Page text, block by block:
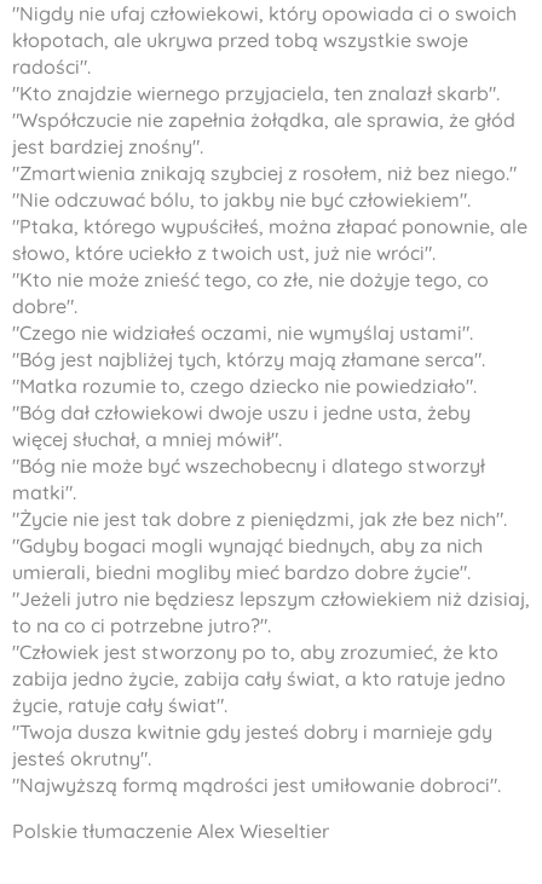
"Nigdy nie ufaj człowiekowi, który opowiada ci o swoich
kłopotach, ale ukrywa przed tobą wszystkie swoje
radości".
"Kto znajdzie wiernego przyjaciela, ten znalazł skarb".
"Współczucie nie zapełnia żołądka, ale sprawia, że głód
jest bardziej znośny".
"Zmartwienia znikają szybciej z rosołem, niż bez niego."
"Nie odczuwać bólu, to jakby nie być człowiekiem".
"Ptaka, którego wypuściłeś, można złapać ponownie, ale
słowo, które uciekło z twoich ust, już nie wróci".
"Kto nie może znieść tego, co złe, nie dożyje tego, co
dobre".
"Czego nie widziałeś oczami, nie wymyślaj ustami".
"Bóg jest najbliżej tych, którzy mają złamane serca".
"Matka rozumie to, czego dziecko nie powiedziało".
"Bóg dał człowiekowi dwoje uszu i jedne usta, żeby
więcej słuchał, a mniej mówił".
"Bóg nie może być wszechobecny i dlatego stworzył
matki".
"Życie nie jest tak dobre z pieniędzmi, jak złe bez nich".
"Gdyby bogaci mogli wynająć biednych, aby za nich
umierali, biedni mogliby mieć bardzo dobre życie".
"Jeżeli jutro nie będziesz lepszym człowiekiem niż dzisiaj,
to na co ci potrzebne jutro?".
"Człowiek jest stworzony po to, aby zrozumieć, że kto
zabija jedno życie, zabija cały świat, a kto ratuje jedno
życie, ratuje cały świat".
"Twoja dusza kwitnie gdy jesteś dobry i marnieje gdy
jesteś okrutny".
"Najwyższą formą mądrości jest umiłowanie dobroci".
Polskie tłumaczenie Alex Wieseltier